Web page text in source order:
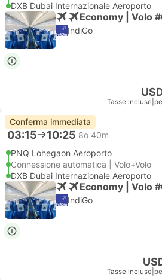
DXB Dubai Internazionale Aeroporto
Economy | Volo
IndiGo
Tasse incluse
Conferma immediata
03:15 10:25 8o 40m
PNQ Lohegaon Aeroporto
Connessione automatica | Volo+Volo
DXB Dubai Internazionale Aeroporto
Economy | Volo
IndiGo
Tasse incluse